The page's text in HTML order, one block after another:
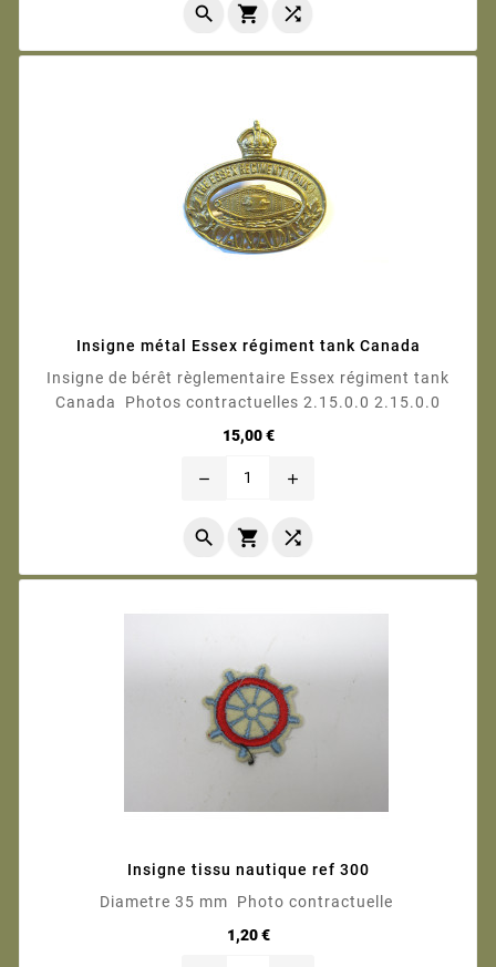
  
Insigne métal Essex régiment tank Canada
Insigne de bérêt règlementaire Essex régiment tank
Canada Photos contractuelles 2.15.0.0 2.15.0.0
15,00 €Prix
remove add
  
Insigne tissu nautique ref 300
Diametre 35 mm Photo contractuelle
1,20 €Prix